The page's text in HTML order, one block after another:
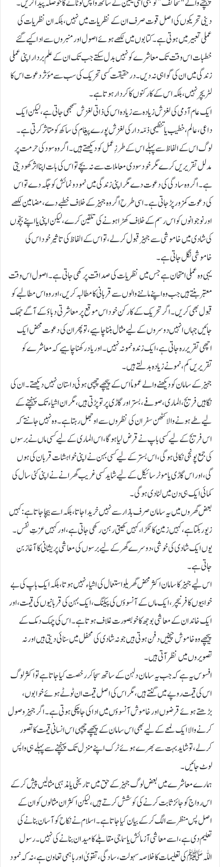
دینی تحریکوں کی اصل قوت صرف ان کے نظریات میں نہیں، بلکہ ان نظریات کی
عملی تعبیر میں ہوتی ہے۔ کتابوں میں لکھے ہوئے اصول اور منبروں سے ادا کیے گئے
خطبات اس وقت تک معاشرے کو نہیں بدل سکتے جب تک ان کے علم بردار اپنی عملی
زندگی میں ان کی گواہی نہ دیں۔ درحقیقت کسی تحریک کی سب سے مؤثر دعوت اس کا
لٹریچر نہیں، بلکہ اس کے کارکنوں کا کردار ہوتا ہے۔
ایک عام آدمی کی لغزش زیادہ سے زیادہ اس کی ذاتی لغزش سمجھی جاتی ہے، لیکن ایک
داعی، عالم، خطیب یا تنظیمی ذمّہ دار کی لغزش پورے پیغام کی ساکھ کو متاثر کرتی ہے۔
لوگ اس کے الفاظ سے پہلے اس کے طرزِ عمل کو دیکھتے ہیں۔ اگر وہ سود کی حرمت پر
مدلل تقریریں کرے مگر خود سودی معاملات سے نہ بچے تو اس کی بات اپنا اثر کھو دیتی
ہے۔ اگر وہ سادگی کی دعوت دے مگر اپنی زندگی میں نمود و نمائش کو جگہ دے تو اس
کی دعوت کمزور پڑ جاتی ہے۔ اسی طرح اگر وہ جہیز کے خلاف خطبے دے، مضامین لکھے
اور نوجوانوں کو اس رسم کے خلاف کھڑا ہونے کی تلقین کرے، لیکن اپنی یا اپنے بچّوں
کی شادی میں خاموشی سے جہیز قبول کرلے، تو اس کے الفاظ کی تاثیر خود اس کی
خاموشی نگل جاتی ہے۔
یہی وہ عملی امتحان ہے جس میں نظریات کی صداقت پرکھی جاتی ہے۔ اصول اس وقت
معتبر بنتے ہیں جب وہ اپنے ماننے والوں سے قربانی کا مطالبہ کریں، اور وہ اس مطالبے کو
قبول بھی کریں۔ اگر تحریک کے کارکن خود اس موقع پر معاشرتی دباؤ کے آگے جھک
جائیں جہاں انہیں دوسروں کے لیے مثال بننا چاہیے، تو پھر ان کی دعوت محض ایک
اچھی تقریر رہ جاتی ہے، ایک زندہ نمونہ نہیں۔ اور یاد رکھنا چاہیے کہ معاشرے کو
تقریریں کم، نمونے زیادہ بدلتے ہیں۔
جہیز کے سامان کو دیکھنے والے عموماً اس کے پیچھے چھپی ہوئی داستان نہیں دیکھتے۔ ان کی
نگاہیں فریج، الماری، صوفے، بستر اور گاڑی پر تو پڑتی ہیں، مگر ان اشیاء تک پہنچنے کے
لیے طے ہونے والا کٹھن سفر ان کی نظروں سے اوجھل رہتا ہے۔ وہ نہیں جانتے کہ
اس فریج کے لیے کسی باپ نے قرض لیا ہوگا، اس الماری کے لیے کسی ماں نے برسوں
کی جمع پونجی نکالی ہوگی، اس بستر کے لیے کسی بہن نے اپنی خواہشات قربان کی ہوں
گی، اور اس گاڑی یا موٹر سائیکل کے لیے شاید کسی غریب گھرانے نے اپنی کئی سال کی
کمائی ایک ہی دن میں لٹا دی ہوگی۔
بعض گھروں میں یہ سامان صرف بازار سے نہیں خریدا جاتا، بلکہ اسے بیچا جاتا ہے: کہیں
زیور بکتا ہے، کہیں زمین کا ٹکڑا، کہیں کھیتی رہن رکھی جاتی ہے، اور کہیں عزتِ نفس۔
یوں ایک شادی کی خوشی، دوسرے گھر کے لیے برسوں کی معاشی پریشانی کا آغاز بن
جاتی ہے۔
اس لیے جہیز کا سامان اکثر محض گھریلو استعمال کی اشیاء نہیں ہوتا، بلکہ ایک باپ کی بے
خوابیوں کا فرنیچر، ایک ماں کے آنسوؤں کی پیکنگ، ایک بہن کی قربانیوں کی قیمت، اور
ایک خاندان کے معاشی بوجھ کا خوبصورت غلاف ہوتا ہے۔ اس کی چمک دمک کے
پیچھے وہ خاموش چیخیں دفن ہوتی ہیں جو نہ شادی کی محفل میں سنائی دیتی ہیں اور نہ
تصویروں میں نظر آتی ہیں۔
افسوس یہ ہے کہ جب یہ سامان دلہن کے ساتھ سجا کر رخصت کیا جاتا ہے تو اکثر لوگ
اس کی قیمت روپے میں گنتے ہیں، مگر اس کی اصل قیمت ان ٹوٹے ہوئے خوابوں،
بڑھتے ہوئے قرضوں اور خاموش آنسوؤں میں ادا کی جاچکی ہوتی ہے۔ اگر جہیز وصول
کرنے والا ایک لمحے کے لیے بھی اس سامان کے پیچھے چھپی اس انسانی قیمت کا تصور
کرلے، تو شاید بہت سے بھرے ہوئے ٹرک اپنے منزل تک پہنچنے سے پہلے ہی واپس
لوٹ جائیں۔
ہمارے معاشرے میں بعض لوگ جہیز کے حق میں تاریخی یا مذہبی مثالیں پیش کرکے
اس رواج کو جائز ثابت کرنے کی کوشش کرتے ہیں، لیکن اکثر ان مثالوں کو ان کے
اصل پس منظر سے الگ کرکے بیان کیا جاتا ہے۔ اسلام نے نکاح کو آسان بنانے کی
تعلیم دی ہے، اسے معاشی آزمائش یا سماجی مقابلے کا میدان بنانے کی نہیں۔ رسول
اللّٰہﷺ کی تعلیمات کا خلاصہ سہولت، سادگی، تقویٰ اور باہمی تعاون ہے، نہ کہ نمود